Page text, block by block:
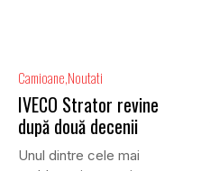
Camioane Noutati
IVECO Strator revine
după două decenii
Unul dintre cele mai